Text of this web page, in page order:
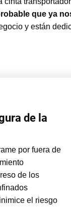
que ya
y están
de la
por fuera de
de los
el riesgo